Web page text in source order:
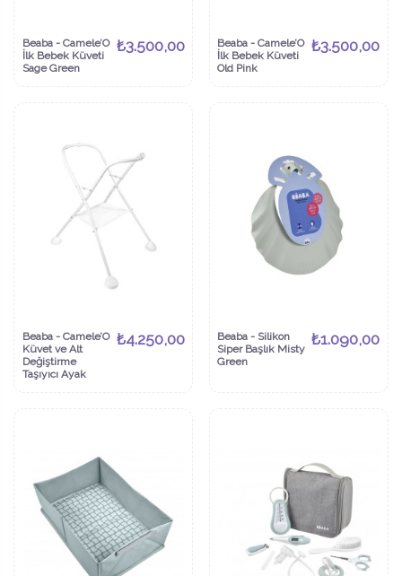
Beaba - Camele’O
İlk Bebek Küveti
Sage Green
₺3.500,00
Beaba - Camele’O
İlk Bebek Küveti
Old Pink
₺3.500,00
Beaba - Camele’O
Küvet ve Alt
Değiştirme
Taşıyıcı Ayak
₺4.250,00
Beaba - Silikon
Siper Başlık Misty
Green
₺1.090,00